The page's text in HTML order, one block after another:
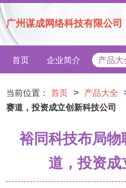
广州谋成网络科技有限公司
首页 企业简介 产品大
当前位置： 首页 > 产品大全
赛道，投资成立创新科技公司
裕同科技布局
道，投资成